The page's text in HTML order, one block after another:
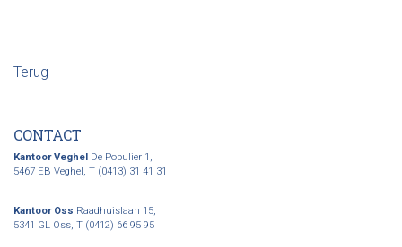
Terug
CONTACT
Kantoor Veghel De Populier 1,
5467 EB Veghel, T (0413) 31 41 31
Kantoor Oss Raadhuislaan 15,
5341 GL Oss, T (0412) 66 95 95